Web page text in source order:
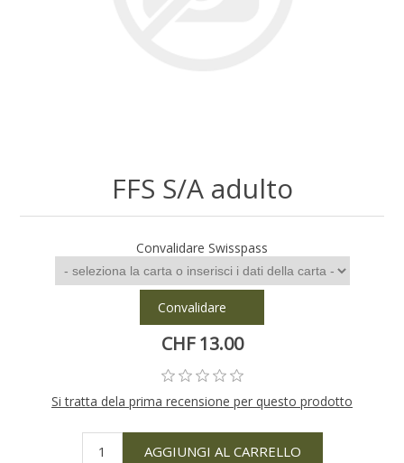
FFS S/A adulto
Convalidare Swisspass
Convalidare
CHF 13.00
Si tratta dela prima recensione per questo prodotto